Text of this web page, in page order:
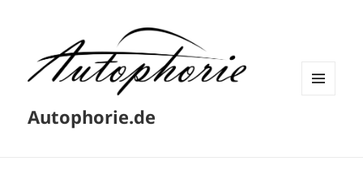
Autophorie.de